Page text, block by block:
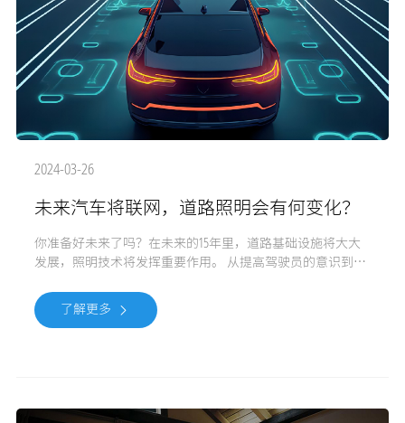
2024-03-26
未来汽车将联网，道路照明会有何变化？
你准备好未来了吗？在未来的15年里，道路基础设施将大大
发展，照明技术将发挥重要作用。 从提高驾驶员的意识到疏
质量以及司机和行人的安全。伊顿照明负责联网社区的高级
营销经理Jay Sachetti介绍了汽车联网的现状和未来，以及道
了解更多